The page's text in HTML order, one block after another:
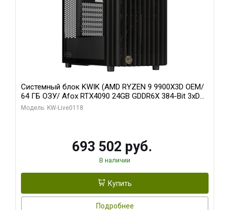
Системный блок KWIK (AMD RYZEN 9 9900X3D OEM/
64 ГБ ОЗУ/ Afox RTX4090 24GB GDDR6X 384-Bit 3xDP
HDMI ATX Turbo/ 960 ГБ SSD)
Модель: KW-Live0118
693 502 руб.
В наличии
Купить
Подробнее